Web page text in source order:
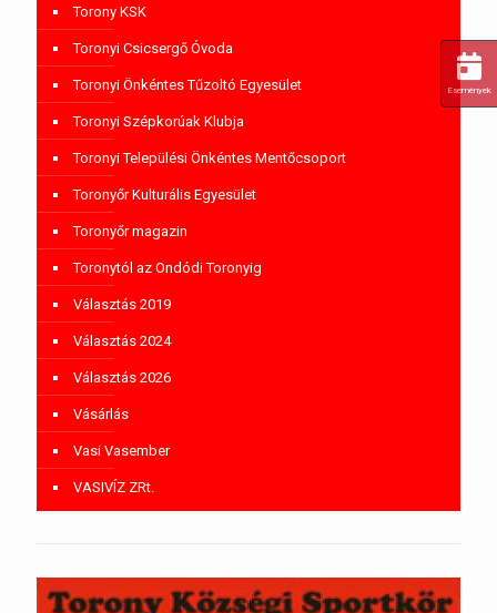
Torony KSK
Toronyi Csicsergő Óvoda
Toronyi Önkéntes Tűzoltó Egyesület
Toronyi Szépkorúak Klubja
Toronyi Települési Önkéntes Mentőcsoport
Toronyőr Kulturális Egyesület
Toronyőr magazin
Toronytól az Ondódi Toronyig
Választás 2019
Választás 2024
Választás 2026
Vásárlás
Vasi Vasember
VASIVÍZ ZRt.
Események